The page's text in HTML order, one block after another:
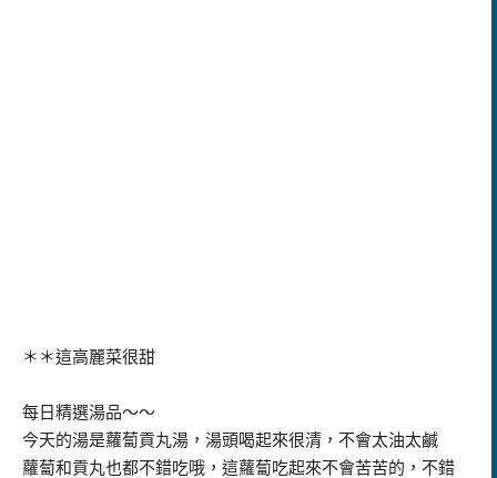
＊＊這高麗菜很甜
每日精選湯品～～
今天的湯是蘿蔔貢丸湯，湯頭喝起來很清，不會太油太鹹
蘿蔔和貢丸也都不錯吃哦，這蘿蔔吃起來不會苦苦的，不錯